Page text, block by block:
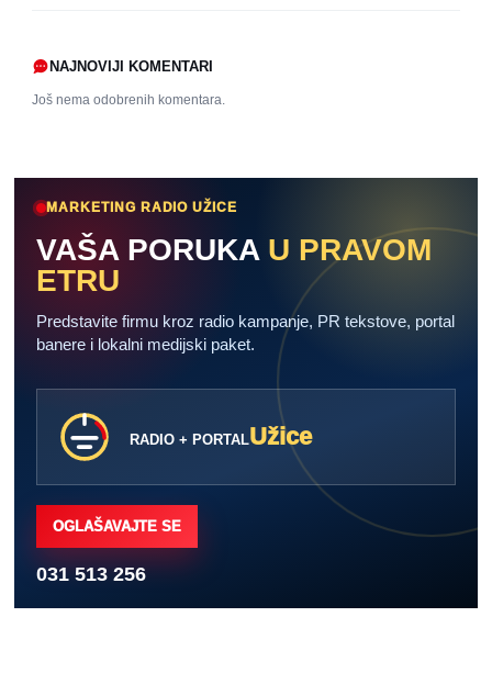
NAJNOVIJI KOMENTARI
Još nema odobrenih komentara.
MARKETING RADIO UŽICE
VAŠA PORUKA U PRAVOM
ETRU
Predstavite firmu kroz radio kampanje, PR tekstove, portal
banere i lokalni medijski paket.
RADIO + PORTALUžice
OGLAŠAVAJTE SE
031 513 256